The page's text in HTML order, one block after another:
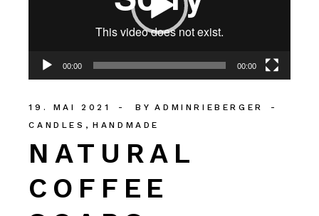
00:00 00:00
19. MAI 2021 BY ADMINRIEBERGER
CANDLES
HANDMADE
NATURAL
COFFEE